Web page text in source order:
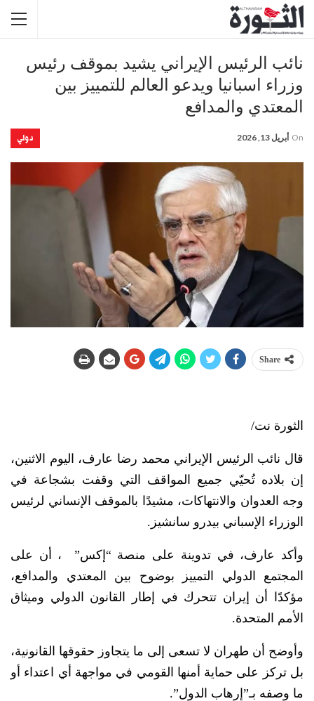
نائب الرئيس الإيراني يشيد بموقف رئيس
وزراء اسبانيا ويدعو العالم للتمييز بين
المعتدي والمدافع
دولي On أبريل 13, 2026
Share
الثورة نت/
قال نائب الرئيس الإيراني محمد رضا عارف، اليوم الاثنين،
إن بلاده تُحيّي جميع المواقف التي وقفت بشجاعة في
وجه العدوان والانتهاكات، مشيدًا بالموقف الإنساني لرئيس
الوزراء الإسباني بيدرو سانشيز.
وأكد عارف، في تدوينة على منصة “إكس” ، أن على
المجتمع الدولي التمييز بوضوح بين المعتدي والمدافع،
مؤكدًا أن إيران تتحرك في إطار القانون الدولي وميثاق
الأمم المتحدة.
وأوضح أن طهران لا تسعى إلى ما يتجاوز حقوقها القانونية،
بل تركز على حماية أمنها القومي في مواجهة أي اعتداء أو
ما وصفه بـ”إرهاب الدول”.